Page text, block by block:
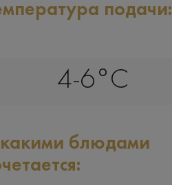
подачи:
4-6°C
блюдами